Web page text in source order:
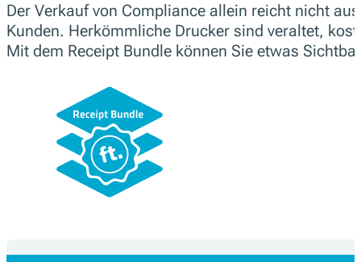
Der Verkauf von Compliance allein reicht nicht
Kunden. Herkömmliche Drucker sind veraltet,
Mit dem Receipt Bundle können Sie etwas